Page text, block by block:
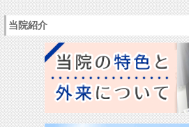
当院紹介